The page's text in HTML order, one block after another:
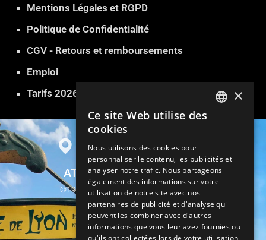
Mentions Légales et RGPD
Politique de Confidentialité
CGV - Retours et remboursements
Emploi
Tarifs 2026
ATLANTIDE SAUNA PARIS
©1999-2026 Atlantide Sauna Hammam
13, rue Parrot 75012 Paris
Métro Gare de Lyon
FRENCH
GERMAN
ITALIAN
SPANISH
TURKISH
×
Ce site Web utilise des
cookies
Nous utilisons des cookies pour
personnaliser le contenu, les publicités et
analyser notre trafic. Nous partageons
également des informations sur votre
utilisation de notre site avec nos
partenaires de publicité et d'analyse qui
peuvent les combiner avec d'autres
informations que vous leur avez fournies ou
qu'ils ont collectées lors de votre utilisation